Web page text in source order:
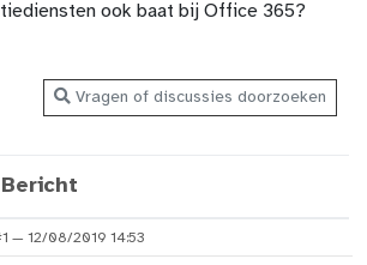
ook baat bij Office 365?
Vragen of discussies doorzoeken
Bericht
— 12/08/2019 14:53